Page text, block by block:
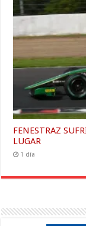
FENESTRAZ
LUGAR
1 día